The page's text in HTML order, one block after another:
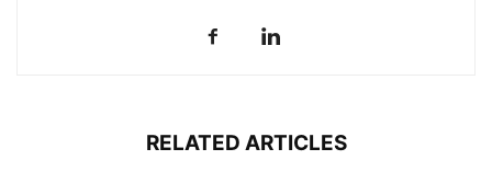
RELATED ARTICLES